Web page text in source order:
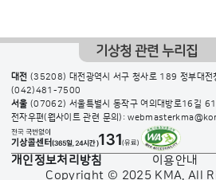
기상청 관련 누리집
대전 (35208) 대전광역시 서구 청사로 189 정부대
(042)481-7500
서울 (07062) 서울특별시 동작구 여의대방로16길
전자우편(웹사이트 관련 문의):
개인정보처리방침 이용안내
Copyright © 2025 KMA. All